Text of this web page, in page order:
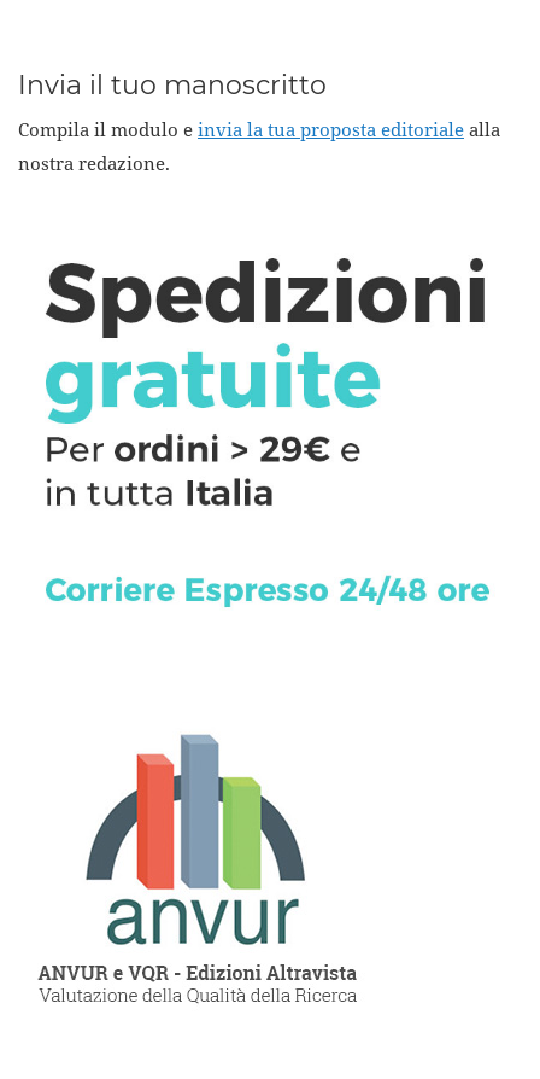
Invia il tuo manoscritto
Compila il modulo e invia la tua proposta editoriale alla
nostra redazione.